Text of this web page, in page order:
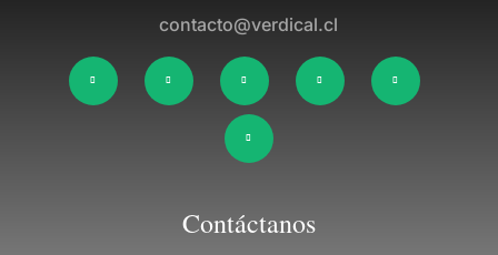
contacto@verdical.cl
Contáctanos